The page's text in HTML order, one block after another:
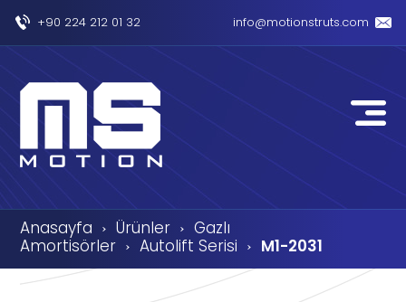
+90 224 212 01 32 info@motionstruts.com
Anasayfa › Ürünler › Gazlı
Amortisörler › Autolift Serisi › M1-2031